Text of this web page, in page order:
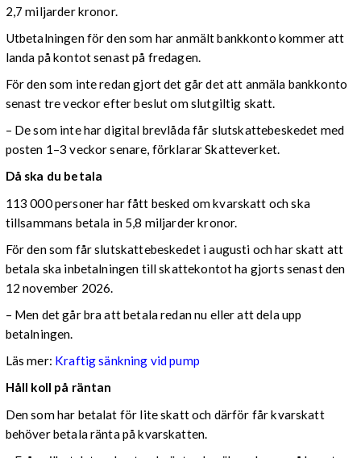
2,7 miljarder kronor.
Utbetalningen för den som har anmält bankkonto kommer att
landa på kontot senast på fredagen.
För den som inte redan gjort det går det att anmäla bankkonto
senast tre veckor efter beslut om slutgiltig skatt.
– De som inte har digital brevlåda får slutskattebeskedet med
posten 1–3 veckor senare, förklarar Skatteverket.
Då ska du betala
113 000 personer har fått besked om kvarskatt och ska
tillsammans betala in 5,8 miljarder kronor.
För den som får slutskattebeskedet i augusti och har skatt att
betala ska inbetalningen till skattekontot ha gjorts senast den
12 november 2026.
– Men det går bra att betala redan nu eller att dela upp
betalningen.
Läs mer: Kraftig sänkning vid pump
Håll koll på räntan
Den som har betalat för lite skatt och därför får kvarskatt
behöver betala ränta på kvarskatten.